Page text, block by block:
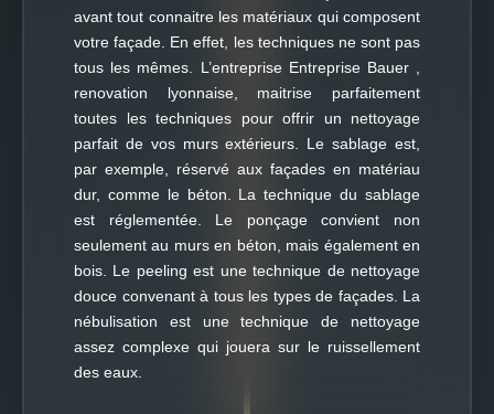
avant tout connaitre les matériaux qui composent
votre façade. En effet, les techniques ne sont pas
tous les mêmes. L’entreprise Entreprise Bauer ,
renovation lyonnaise, maitrise parfaitement
toutes les techniques pour offrir un nettoyage
parfait de vos murs extérieurs. Le sablage est,
par exemple, réservé aux façades en matériau
dur, comme le béton. La technique du sablage
est réglementée. Le ponçage convient non
seulement au murs en béton, mais également en
bois. Le peeling est une technique de nettoyage
douce convenant à tous les types de façades. La
nébulisation est une technique de nettoyage
assez complexe qui jouera sur le ruissellement
des eaux.